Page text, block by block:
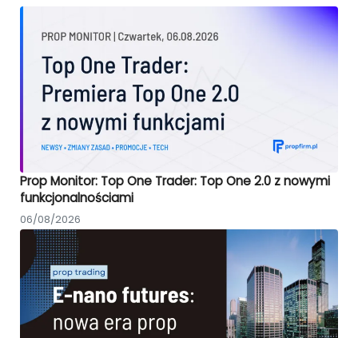
Prop Monitor: Top One Trader: Top One 2.0 z nowymi
funkcjonalnościami
06/08/2026